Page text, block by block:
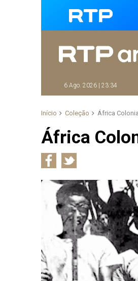
6 Ago. 2026 | 23:34
Início Coleção África
África